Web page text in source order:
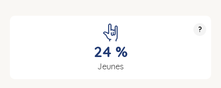
?
24 %
Jeunes